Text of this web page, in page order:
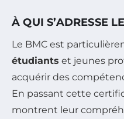
À QUI S’ADRESSE
Le BMC est
étudiants et jeunes
acquérir des
En passant cette
montrent leur